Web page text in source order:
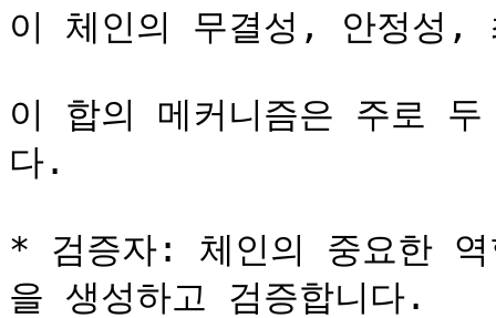
이 체인의 무결성, 안정성,
이 합의 메커니즘은 주로
다.
* 검증자: 체인의 중요한
을 생성하고 검증합니다.